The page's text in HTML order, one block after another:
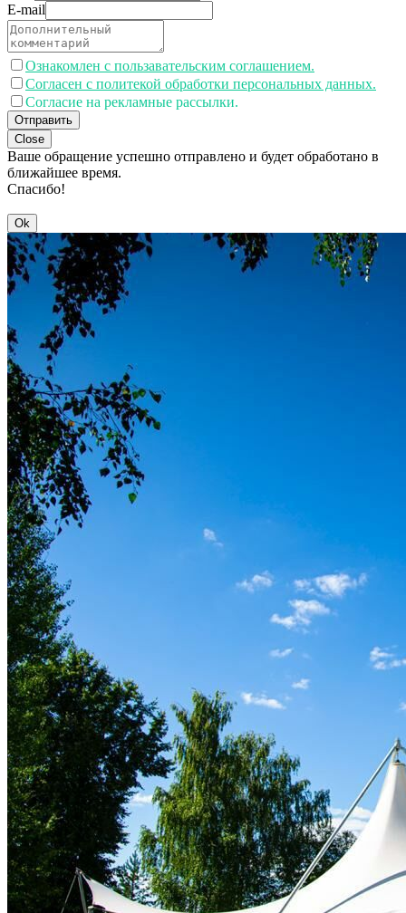
E-mail
Ознакомлен с пользавательским соглашением.
Согласен с политекой обработки персональных данных.
Согласие на рекламные рассылки.
Отправить
Close
Ваше обращение успешно отправлено и будет обработано в
ближайшее время.
Спасибо!
Ok